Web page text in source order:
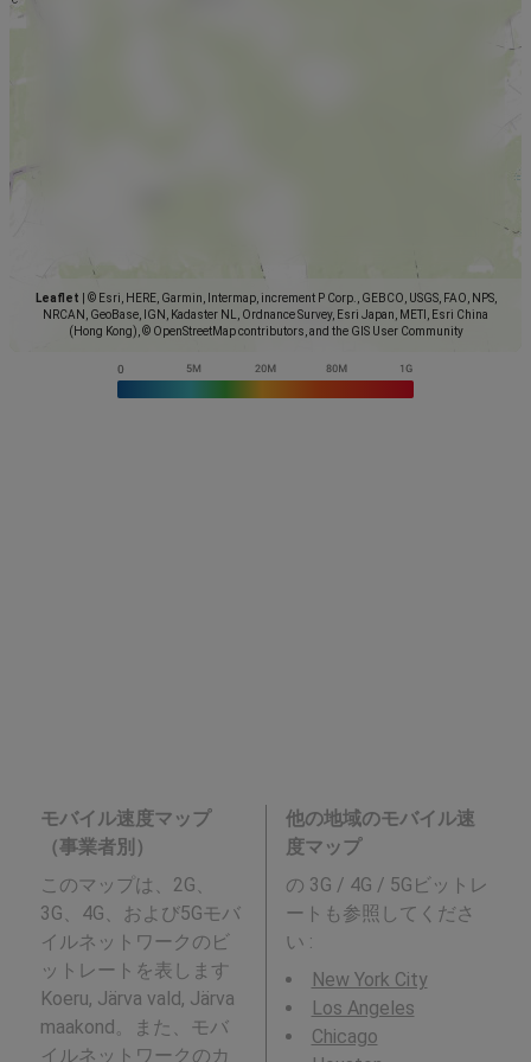
Leaflet
© Esri, HERE, Garmin, Intermap, increment P Corp., GEBCO, USGS, FAO, NPS,
NRCAN, GeoBase, IGN, Kadaster NL, Ordnance Survey, Esri Japan, METI, Esri China
(Hong Kong), © OpenStreetMap contributors, and the GIS User Community
モバイル速度マップ
（事業者別）
このマップは、2G、
3G、4G、および5Gモバ
イルネットワークのビ
ットレートを表します
Koeru, Järva vald, Järva
maakond。また、モバ
イルネットワークのカ
他の地域のモバイル速
度マップ
の 3G / 4G / 5Gビットレ
ートも参照してくださ
い :
New York City
Los Angeles
Chicago